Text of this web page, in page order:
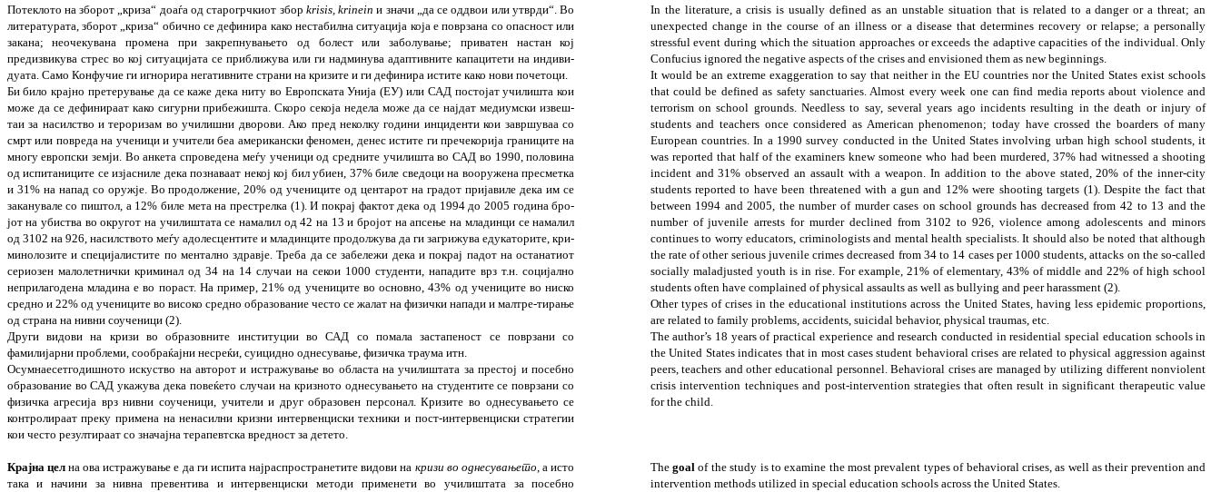
Потеклото на зборот „криза“ доаѓа од ста­ро­грчкиот збор krisis, krinein и значи „да се од­двои или утврди“. Во
литературата, зборот „криза“ обично се дефинира како нес­та­билна ситуација која е поврзана со опасност или
закана; неочекувана промена при за­креп­­­ну­вањето од болест или заболување; приватен настан кој
предизвикува стрес во кој ситуацијата се приближува или ги над­ми­нува адаптивните капацитети на инди­ви­
дуата. Само Конфучие ги игнорира нега­тив­ните страни на кризите и ги дефинира исти­те како нови почетоци.
Би било крајно претерување да се каже дека ниту во Европската Унија (ЕУ) или САД пос­тојат училишта кои
може да се дефи­ни­раат како сигурни прибежишта. Скоро секоја недела може да се најдат медиумски изве­ш­
таи за насилство и тероризам во училишни дво­рови. Ако пред неколку години инци­­денти кои завршуваа со
смрт или повреда на уче­ници и учители беа американски фено­мен, денес истите ги пречекорија границите на
многу европски земји. Во анкета спро­ве­дена меѓу ученици од средните училишта во САД во 1990, половина
од испитаниците се изјасниле дека познаваат некој кој бил убиен, 37% биле сведоци на вооружена пре­сметка
и 31% на напад со оружје. Во про­дол­жение, 20% од учениците од центарот на гра­дот пријавиле дека им се
заканувале со пи­штол, а 12% биле мета на престрелка (1). И покрај фактот дека од 1994 до 2005 година бро­
јот на убиства во округот на училиштата се намалил од 42 на 13 и бројот на апсење на мла­динци се намалил
од 3102 на 926, насил­ст­вото меѓу адолесцентите и младинците про­должува да ги загрижува едукаторите, кри­
минолозите и специјалистите по мен­тално здравје. Треба да се забележи дека и по­крај падот на останатиот
сериозен мало­лет­нички криминал од 34 на 14 случаи на се­кои 1000 студенти, нападите врз т.н. соци­јално
неприлагодена младина е во пораст. На пример, 21% од учениците во основно, 43% од учениците во ниско
средно и 22% од уче­ниците во високо средно образование че­сто се жалат на физички напади и мал­тре-ти­рање
од страна на нивни соученици (2).
Други видови на кризи во образовните инс­ти­­туции во САД со помала застапеност се повр­зани со
фамилијарни проблеми, сооб­раќајни несреќи, суицидно однесување, фи­зи­чка траума итн.
Осумнаесетгодишното искуство на авторот и истражување во областа на училиштата за пре­стој и посебно
образование во САД ука­жува дека повеќето случаи на кризното од­не­­су­вањето на студентите се поврзани со
фи­­зичка агресија врз нивни соученици, учи­те­ли и друг образовен персонал. Кризите во од­не­су­ва­њето се
контролираат преку при­ме­на на нена­силни кризни ин­тер­вен­цис­ки тех­ни­ки и пост-интервенциски стратегии
кои чес­то резул­тираат со значајна те­ра­певт­ска вред­­ност за детето.
In the literature, a crisis is usually defined as an unstable situation that is related to a danger or a threat; an
unexpected change in the course of an illness or a disease that determines recovery or relapse; a personally
stressful event during which the situation approaches or exceeds the adaptive capacities of the individual. Only
Confucius ignored the negative aspects of the crises and envisioned them as new beginnings.
It would be an extreme exaggeration to say that neither in the EU countries nor theUnited States exist schools
that could be defined as safety sanctuaries. Almost every week one can find media reports about violence and
terrorism on school grounds. Needless to say, several years ago incidents resulting in the death or injury of
students and teachers once considered as American phenomenon; today have crossed the boarders of many
European countries. In a 1990 survey conducted in the United States involving urban high school students, it
was reported that half of the examiners knew someone who had been murdered, 37% had witnessed a shooting
incident and 31% observed an assault with a weapon. In addition to the above stated, 20% of the inner-city
students reported to have been threatened with a gun and 12% were shooting targets (1). Despite the fact that
between 1994 and 2005, the number of murder cases on school grounds has decreased from 42 to 13 and the
number of juvenile arrests for murder declined from 3102 to 926, violence among adolescents and minors
continues to worry educators, criminologists and mental health specialists. It should also be noted that although
the rate of other serious juvenile crimes decreased from 34 to 14 cases per 1000 students, attacks on the so-called
socially maladjusted youth is in rise. For example, 21% of elementary, 43% of middle and 22% of high school
students often have complained of physical assaults as well as bullying and peer harassment (2).
Other types of crises in the educational institutions across the United States, having less epidemic proportions,
are related to family problems, accidents, suicidal behavior, physical traumas, etc.
The author’s 18 years of practical experience and research conducted in residential special education schools in
theUnited Statesindicates that in most cases student behavioral crises are related to physical aggression against
peers, teachers and other educational personnel. Behavioral crises are managed by utilizing different nonviolent
crisis intervention techniques and post-intervention strategies that often result in significant therapeutic value
for the child.
Крајна целна ова истражување е да ги ис­пи­та најраспространетите видови на кризи во однесувањето, а исто
така и начини за нивна пре­вентива и интервенциски методи при­ме­не­ти во училиштата за посебно
Thegoal of the study is to examine the most prevalent types of behavioral crises, as well as their prevention and
intervention methods utilized in special education schools across the United States.